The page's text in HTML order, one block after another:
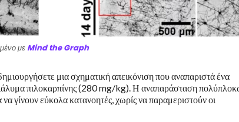
με Mind the Graph
μια σχηματική απεικόνιση που αναπαριστά ένα
πιλοκαρπίνης (280 mg/kg). Η αναπαράσταση
γίνουν εύκολα κατανοητές, χωρίς να παραμεριστούν οι